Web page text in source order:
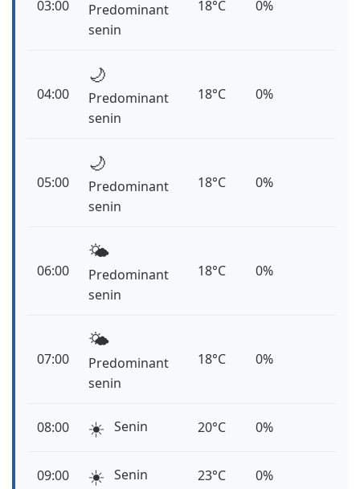
03:00
Predominant
senin
18°C 0%
04:00
🌙
Predominant
senin
18°C 0%
05:00
🌙
Predominant
senin
18°C 0%
06:00
🌤️
Predominant
senin
18°C 0%
07:00
🌤️
Predominant
senin
18°C 0%
08:00 ☀️ Senin 20°C 0%
09:00 ☀️ Senin 23°C 0%